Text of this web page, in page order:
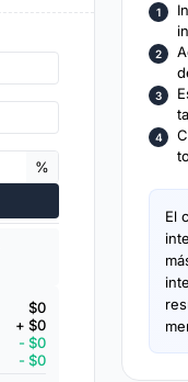
%
$0
+ $0
- $0
- $0
El